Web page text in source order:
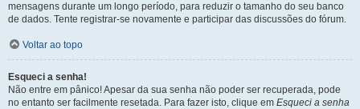
mensagens durante um longo período, para reduzir o tamanho do seu banco
de dados. Tente registrar-se novamente e participar das discussões do fórum.
Voltar ao topo
Esqueci a senha!
Não entre em pânico! Apesar da sua senha não poder ser recuperada, pode
no entanto ser facilmente resetada. Para fazer isto, clique em Esqueci a senha